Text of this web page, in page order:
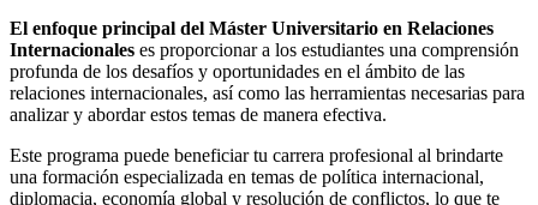
El enfoque principal del Máster Universitario en Relaciones
Internacionales es proporcionar a los estudiantes una comprensión
profunda de los desafíos y oportunidades en el ámbito de las
relaciones internacionales, así como las herramientas necesarias para
analizar y abordar estos temas de manera efectiva.
Este programa puede beneficiar tu carrera profesional al brindarte
una formación especializada en temas de política internacional,
diplomacia, economía global y resolución de conflictos, lo que te